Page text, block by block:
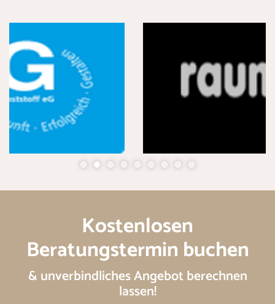
Kostenlosen
Beratungstermin buchen
& unverbindliches Angebot berechnen
lassen!